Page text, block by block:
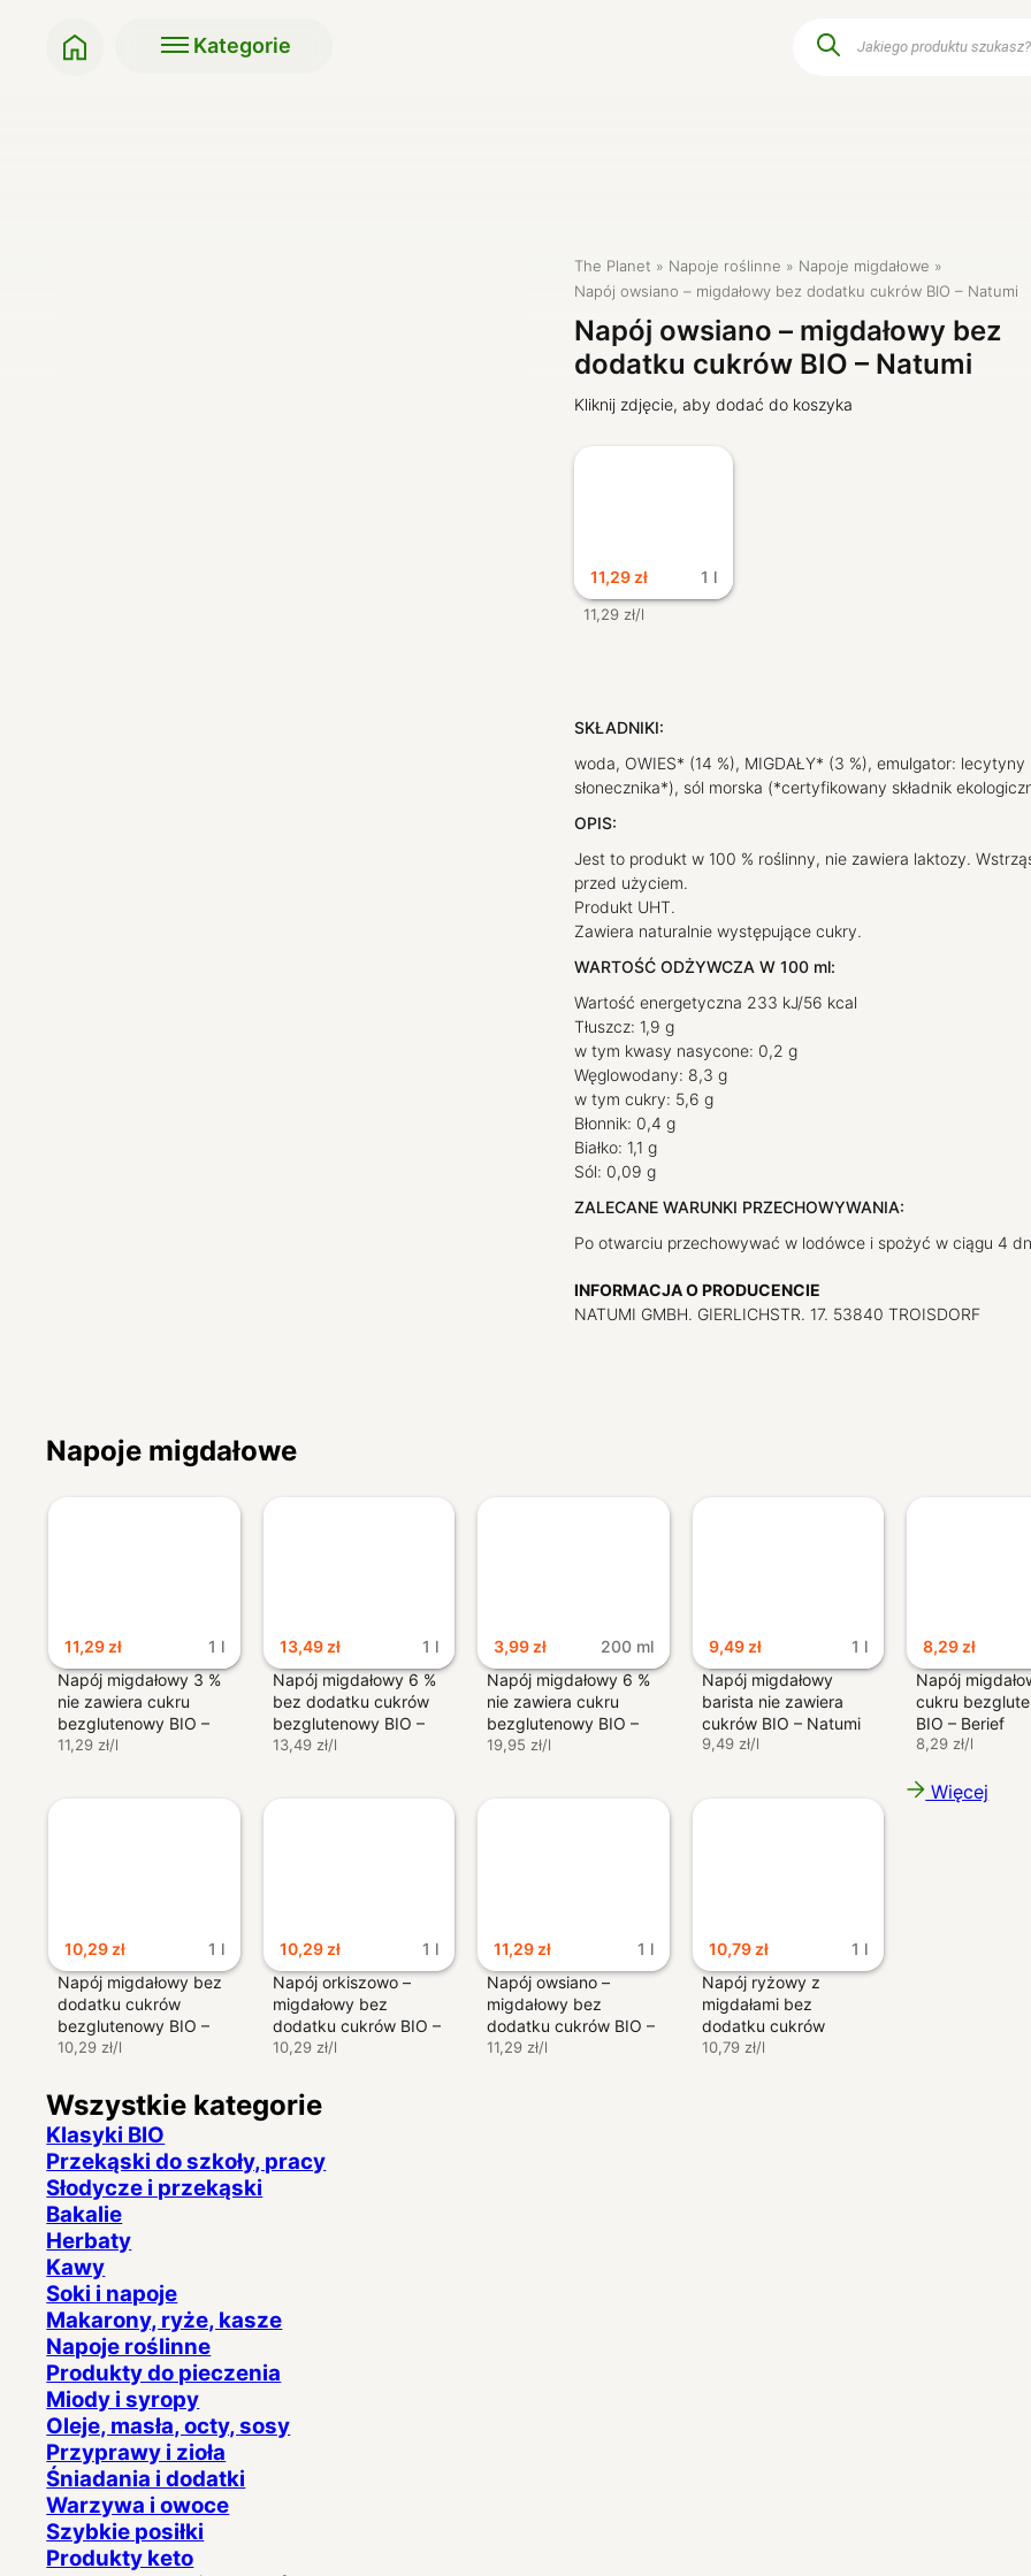
Nowy rewolucyjny sposób logowania
Produkty dla diabetyków
Kategorie
produktów
The Planet Napoje roślinne
Napoje migdałowe
Napój owsiano – migdałowy bez dodatku cukrów BIO – Natumi
Napój owsiano – migdałowy bez
dodatku cukrów BIO – Natumi
Kliknij zdjęcie, aby dodać do koszyka
11,29 zł 1 l
11,29 zł/l
SKŁADNIKI:
woda, OWIES* (14 %), MIGDAŁY* (3 %), emulgator: lecytyny
słonecznika*), sól morska (*certyfikowany składnik
OPIS:
Jest to produkt w 100 % roślinny, nie zawiera laktozy.
przed użyciem.
Produkt UHT.
Zawiera naturalnie występujące cukry.
WARTOŚĆ ODŻYWCZA W 100 ml:
Wartość energetyczna 233 kJ/56 kcal
Tłuszcz: 1,9 g
w tym kwasy nasycone: 0,2 g
Węglowodany: 8,3 g
w tym cukry: 5,6 g
Błonnik: 0,4 g
Białko: 1,1 g
Sól: 0,09 g
ZALECANE WARUNKI PRZECHOWYWANIA:
Po otwarciu przechowywać w lodówce i spożyć w ciągu 4
INFORMACJA O PRODUCENCIE
NATUMI GMBH. GIERLICHSTR. 17. 53840 TROISDORF
Napoje migdałowe
11,29zł
1 l
Napój migdałowy 3 %
nie zawiera cukru
bezglutenowy BIO –
The Bridge
11,29 zł/l
13,49zł
1 l
Napój migdałowy 6 %
bez dodatku cukrów
bezglutenowy BIO –
The Bridge
13,49 zł/l
3,99zł
200 ml
Napój migdałowy 6 %
nie zawiera cukru
bezglutenowy BIO –
The Bridge
19,95 zł/l
9,49zł
1 l
Napój migdałowy
barista nie zawiera
cukrów BIO – Natumi
9,49 zł/l
8,29zł
Napój
cukru
BIO – Berief
8,29 zł/l
10,29 zł
1 l
Napój migdałowy bez
dodatku cukrów
bezglutenowy BIO –
Natumi
10,29 zł/l
10,29 zł
1 l
Napój orkiszowo –
migdałowy bez
dodatku cukrów BIO –
Natumi
10,29 zł/l
11,29 zł
1 l
Napój owsiano –
migdałowy bez
dodatku cukrów BIO –
Natumi
11,29 zł/l
10,79 zł
1 l
Napój ryżowy z
migdałami bez
dodatku cukrów
bezglutenowy BIO –
10,79 zł/l
Więcej
Wszystkie kategorie
Klasyki BIO
Przekąski do szkoły, pracy
Słodycze i przekąski
Bakalie
Herbaty
Kawy
Soki i napoje
Makarony, ryże, kasze
Napoje roślinne
Produkty do pieczenia
Miody i syropy
Oleje, masła, octy, sosy
Przyprawy i zioła
Śniadania i dodatki
Warzywa i owoce
Szybkie posiłki
Produkty keto